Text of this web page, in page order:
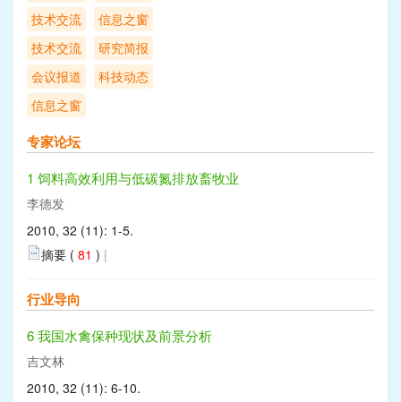
技术交流
信息之窗
技术交流
研究简报
会议报道
科技动态
信息之窗
专家论坛
1 饲料高效利用与低碳氮排放畜牧业
李德发
2010, 32 (11): 1-5.
摘要 ( 81 ) |
行业导向
6 我国水禽保种现状及前景分析
吉文林
2010, 32 (11): 6-10.